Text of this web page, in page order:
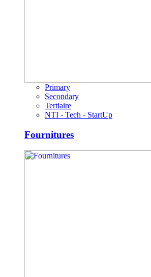
Primary
Secondary
Tertiaire
NTI - Tech - StartUp
Fournitures